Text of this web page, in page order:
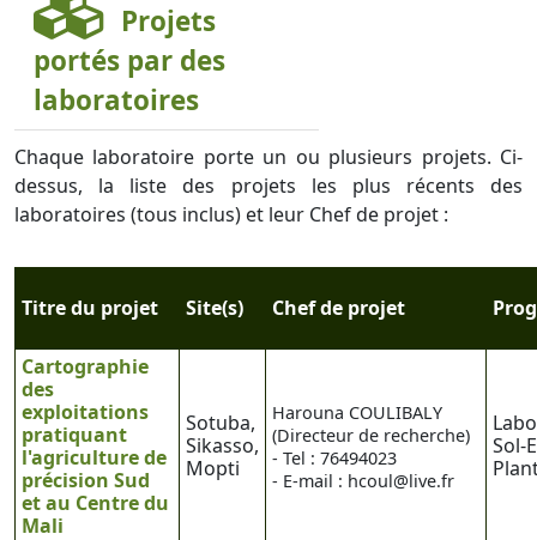
Projets
portés par des
laboratoires
Chaque laboratoire porte un ou plusieurs projets. Ci-
dessus, la liste des projets les plus récents des
laboratoires (tous inclus) et leur Chef de projet :
Titre du projet Site(s) Chef de projet
Cartographie
des
exploitations
pratiquant
l'agriculture de
précision Sud
et au Centre du
Mali
Sotuba,
Sikasso,
Mopti
Harouna COULIBALY
(Directeur de recherche)
- Tel : 76494023
- E-mail : hcoul@live.fr
Sol-